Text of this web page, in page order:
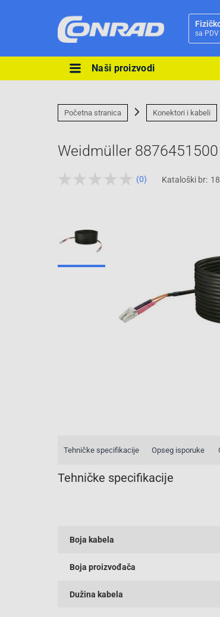
sa PDV
Ova postavka
Pravno lice
Naši proizvodi
Početna stranica Konektori i kabeli
Weidmüller
(0) Kataloški br:
Tehničke specifikacije Opseg isporuke
Tehničke specifikacije
Boja kabela
Boja proizvođača
Dužina kabela